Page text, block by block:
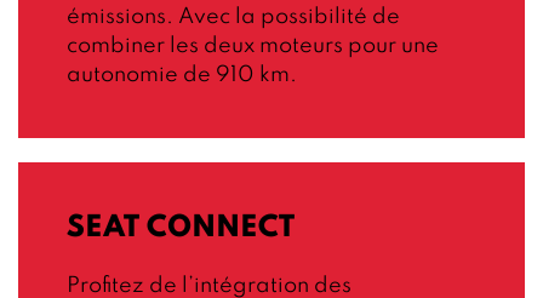
émissions. Avec la possibilité de
combiner les deux moteurs pour une
autonomie de 910 km.
SEAT CONNECT
Profitez de l’intégration des